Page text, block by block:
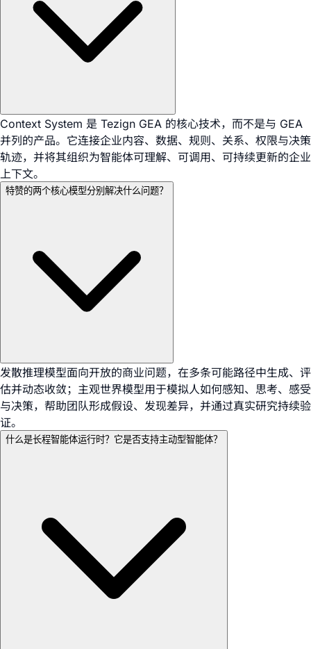
Context System 是 Tezign GEA 的核心技术，而不是与 GEA
并列的产品。它连接企业内容、数据、规则、关系、权限与决策
轨迹，并将其组织为智能体可理解、可调用、可持续更新的企业
上下文。
特赞的两个核心模型分别解决什么问题？
发散推理模型面向开放的商业问题，在多条可能路径中生成、评
估并动态收敛；主观世界模型用于模拟人如何感知、思考、感受
与决策，帮助团队形成假设、发现差异，并通过真实研究持续验
证。
什么是长程智能体运行时？它是否支持主动型智能体？